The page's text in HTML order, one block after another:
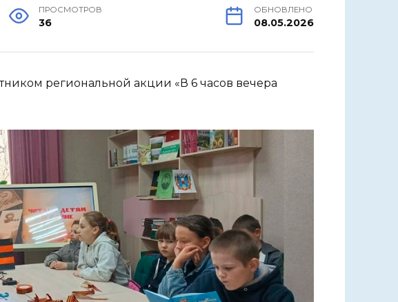
ПРОСМОТРОВ
36
ОБНОВЛЕНО
08.05.2026
региональной акции «В 6 часов вечера